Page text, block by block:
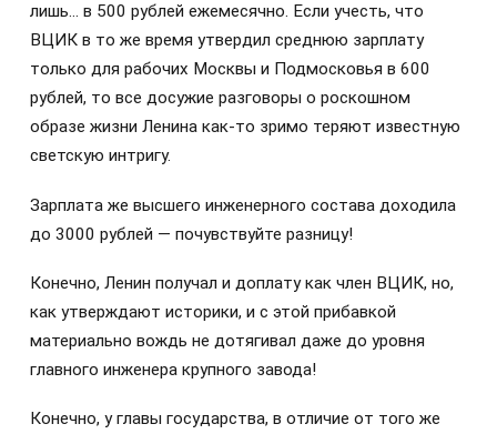
лишь… в 500 рублей ежемесячно. Если учесть, что
ВЦИК в то же время утвердил среднюю зарплату
только для рабочих Москвы и Подмосковья в 600
рублей, то все досужие разговоры о роскошном
образе жизни Ленина как-то зримо теряют известную
светскую интригу.
Зарплата же высшего инженерного состава доходила
до 3000 рублей — почувствуйте разницу!
Конечно, Ленин получал и доплату как член ВЦИК, но,
как утверждают историки, и с этой прибавкой
материально вождь не дотягивал даже до уровня
главного инженера крупного завода!
Конечно, у главы государства, в отличие от того же